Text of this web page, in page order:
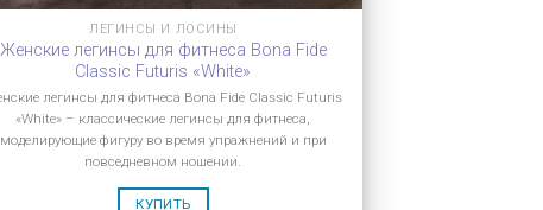
ЛЕГИНСЫ И ЛОСИНЫ
Женские легинсы для фитнеса Bona Fide
Classic Futuris «White»
легинсы для фитнеса Bona Fide Classic Futuris
«White» – классические легинсы для фитнеса,
моделирующие фигуру во время упражнений и при
повседневном ношении.
КУПИТЬ